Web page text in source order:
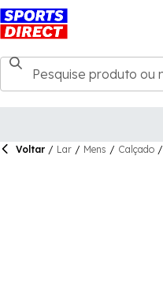
Voltar / Lar / Mens / Calçado /